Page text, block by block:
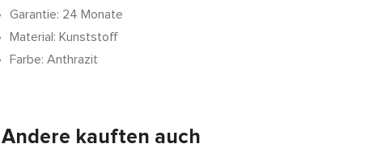
Garantie: 24 Monate
Material: Kunststoff
Farbe: Anthrazit
Andere kauften auch